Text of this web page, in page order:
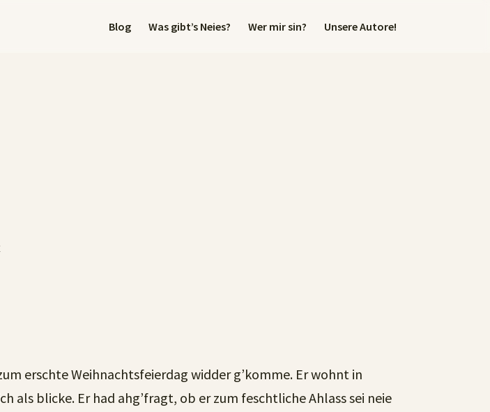
Blog Was gibt’s Neies? Wer mir sin? Unsere Autore!
erschte Weihnachtsfeierdag widder g’komme. Er wohnt in
als blicke. Er had ahg’fragt, ob er zum feschtliche Ahlass sei neie